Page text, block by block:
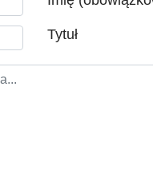
Tytuł